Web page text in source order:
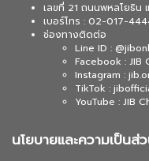
เลขที่ 21 ถนนพหลโยธิน
เบอร์โทร : 02-017-
ช่องทางติดต่อ
Line ID :
Facebook : JIB
Instagram :
TikTok :
YouTube : JIB
นโยบายและความเป็นส่